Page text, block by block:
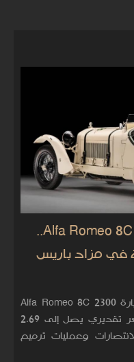
آر إم سوذبيز تعرض Alfa Romeo 8C 2300..
في مزاد باريس
تستعد دار آر إم سوذبيز لطرح سيارة Alfa Romeo 8C 2300
النادرة في مزاد باريس 2026، بسعر تقديري يصل إلى 2.69
وعمليات ترميم